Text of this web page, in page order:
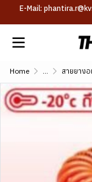
E-Mail:
Home ... สายยาง